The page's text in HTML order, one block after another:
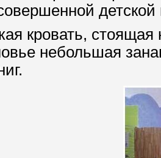
кровать,
небольшая